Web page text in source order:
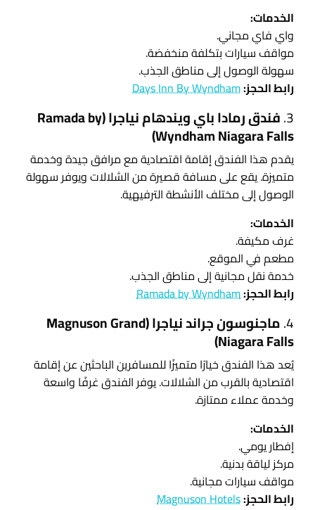
الخدمات:
واي فاي مجاني.
مواقف سيارات بتكلفة منخفضة.
سهولة الوصول إلى مناطق الجذب.
رابط الحجز:Days Inn By Wyndham
3. فندق رمادا باي ويندهام نياجرا (Ramada by
Wyndham Niagara Falls)
يقدم هذا الفندق إقامة اقتصادية مع مرافق جيدة وخدمة
متميزة. يقع على مسافة قصيرة من الشلالات ويوفر سهولة
الوصول إلى مختلف الأنشطة الترفيهية.
الخدمات:
غرف مكيفة.
مطعم في الموقع.
خدمة نقل مجانية إلى مناطق الجذب.
رابط الحجز:Ramada by Wyndham
4. ماجنوسون جراند نياجرا (Magnuson Grand
Niagara Falls)
يُعد هذا الفندق خيارًا متميزًا للمسافرين الباحثين عن إقامة
اقتصادية بالقرب من الشلالات. يوفر الفندق غرفًا واسعة
وخدمة عملاء ممتازة.
الخدمات:
إفطار يومي.
مركز لياقة بدنية.
مواقف سيارات مجانية.
رابط الحجز:Magnuson Hotels